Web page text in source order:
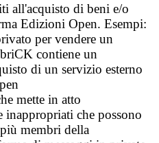
all'acquisto di beni e/o
Edizioni Open. Esempi:
per vendere un
contiene un
di un servizio esterno
mette in atto
inappropriati che possono
membri della